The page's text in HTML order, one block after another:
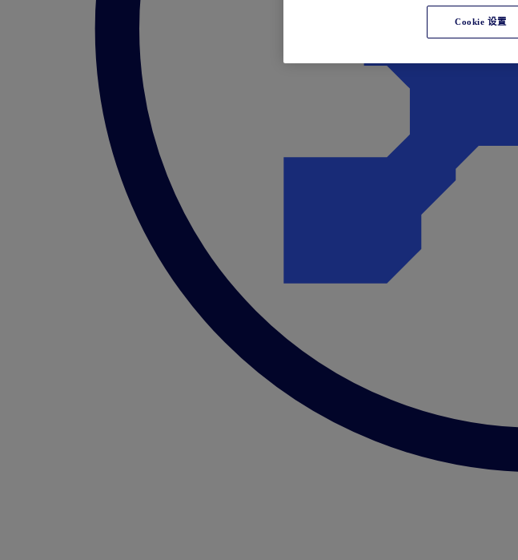
Cookie 设置